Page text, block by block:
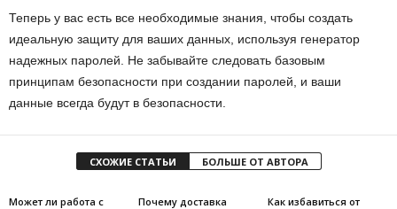
Теперь у вас есть все необходимые знания, чтобы создать
идеальную защиту для ваших данных, используя генератор
надежных паролей. Не забывайте следовать базовым
принципам безопасности при создании паролей, и ваши
данные всегда будут в безопасности.
СХОЖИЕ СТАТЬИ БОЛЬШЕ ОТ АВТОРА
Может ли работа с
Почему доставка
Как избавиться от